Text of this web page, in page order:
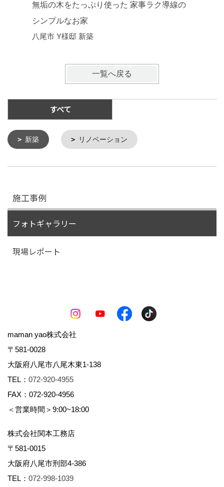
無垢の木をたっぷり使った 家事ラク導線の
シンプルなお家
八尾市 Y様邸 新築
一覧へ戻る
すべて
新築 リノベーション
施工事例
フォトギャラリー
現場レポート
maman yao株式会社
〒581-0028
大阪府八尾市八尾木東1-138
TEL： 072-920-4955
FAX：072-920-4956
＜営業時間＞9:00~18:00
株式会社関本工務店
〒581-0015
大阪府八尾市刑部4-386
TEL： 072-998-1039